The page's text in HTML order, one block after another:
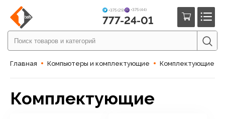
+375 (29) +375 (44)
777-24-01
Главная Компьютеры и комплектующие Комплектующие
Комплектующие